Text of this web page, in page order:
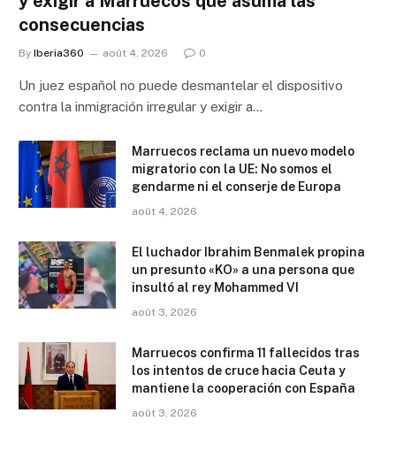
consecuencias
By Iberia360 août 4, 2026 0
Un juez español no puede desmantelar el dispositivo
contra la inmigración irregular y exigir a…
Marruecos reclama un nuevo modelo
migratorio con la UE: No somos el
gendarme ni el conserje de Europa
août 4, 2026
El luchador Ibrahim Benmalek propina
un presunto «KO» a una persona que
insultó al rey Mohammed VI
août 3, 2026
Marruecos confirma 11 fallecidos tras
los intentos de cruce hacia Ceuta y
mantiene la cooperación con España
août 3, 2026